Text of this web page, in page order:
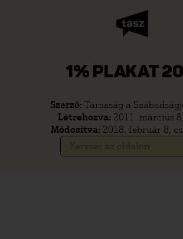
1% PLAKAT
Szerző: Társaság a
Létrehozva: 2011. március
Módosítva: 2018. február 8,